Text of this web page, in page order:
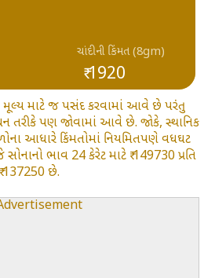
ચાંદીની કિંમત (8gm)
₹ 1920
મૂલ્ય માટે જ પસંદ કરવામાં આવે છે પરંતુ
તરીકે પણ જોવામાં આવે છે. જોકે, સ્થાનિક
આધારે કિંમતોમાં નિયમિતપણે વધઘટ
ભાવ 24 કેરેટ માટે ₹ 149730 પ્રતિ
137250 છે.